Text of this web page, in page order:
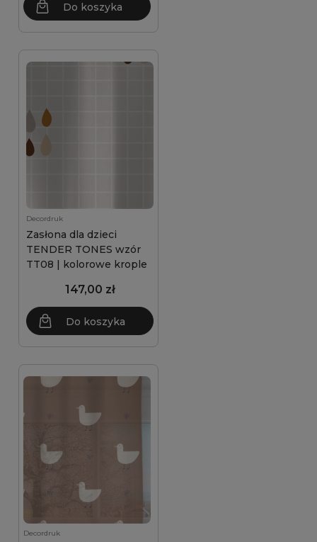
Do koszyka
Decordruk
Zasłona dla dzieci
TENDER TONES wzór
TT08 | kolorowe krople
147,00 zł
Do koszyka
Decordruk